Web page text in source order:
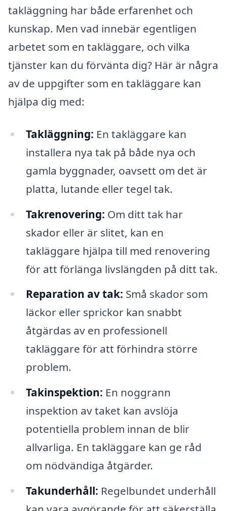
takläggning har både erfarenhet och
kunskap. Men vad innebär egentligen
arbetet som en takläggare, och vilka
tjänster kan du förvänta dig? Här är några
av de uppgifter som en takläggare kan
hjälpa dig med:
Takläggning: En takläggare kan
installera nya tak på både nya och
gamla byggnader, oavsett om det är
platta, lutande eller tegel tak.
Takrenovering: Om ditt tak har
skador eller är slitet, kan en
takläggare hjälpa till med renovering
för att förlänga livslängden på ditt tak.
Reparation av tak: Små skador som
läckor eller sprickor kan snabbt
åtgärdas av en professionell
takläggare för att förhindra större
problem.
Takinspektion: En noggrann
inspektion av taket kan avslöja
potentiella problem innan de blir
allvarliga. En takläggare kan ge råd
om nödvändiga åtgärder.
Takunderhåll: Regelbundet underhåll